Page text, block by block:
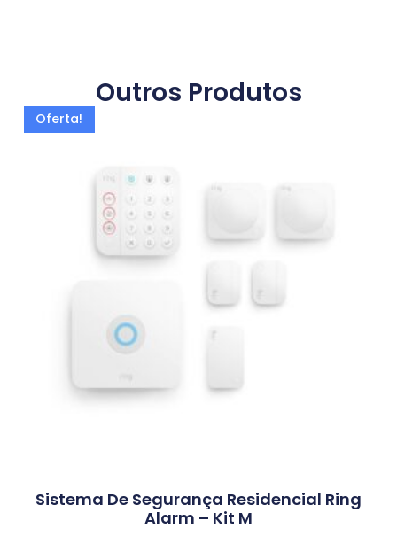
Outros Produtos
Oferta!
Sistema De Segurança Residencial Ring
Alarm – Kit M